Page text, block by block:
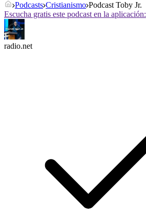
Podcasts Cristianismo Podcast Toby Jr.
Escucha gratis este podcast en la aplicación:
radio.net